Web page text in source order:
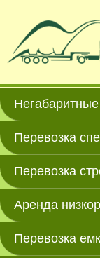
Перевозка
Перевозка
Аренда
Перевозка